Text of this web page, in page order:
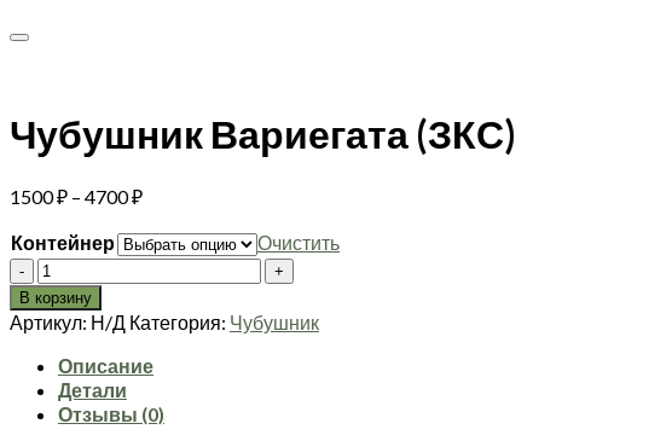
Чубушник Вариегата (ЗКС)
1500₽ – 4700₽Диапазон
1500 ₽
Контейнер
Очистить
Количество
товара
Чубушник
Вариегата
(ЗКС)
В корзину
Артикул: Н/Д Категория: Чубушник
Описание
Детали
Отзывы (0)